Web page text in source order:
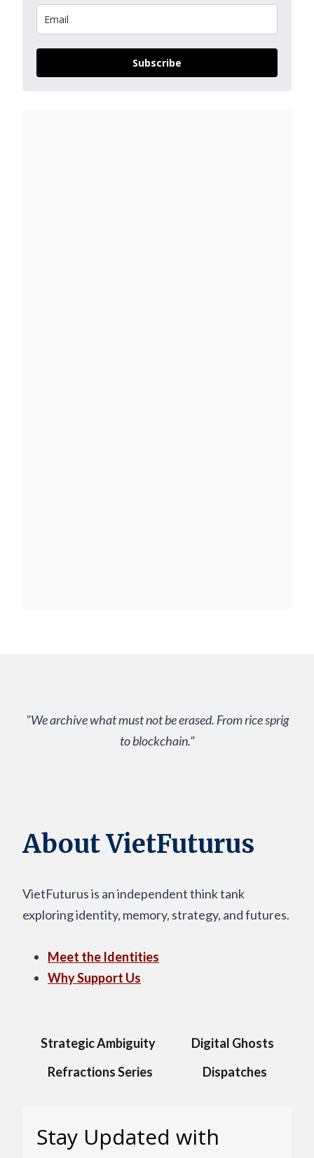
Subscribe
"We archive what must not be erased. From rice sprig
to blockchain."
About VietFuturus
VietFuturus is an independent think tank
exploring identity, memory, strategy, and futures.
Meet the Identities
Why Support Us
Strategic Ambiguity
Digital Ghosts
Refractions Series
Dispatches
Stay Updated with